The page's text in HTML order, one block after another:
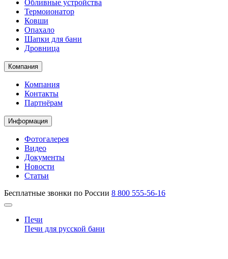
Обливные устройства
Термоионатор
Ковши
Опахало
Шапки для бани
Дровница
Компания
Компания
Контакты
Партнёрам
Информация
Фотогалерея
Видео
Документы
Новости
Статьи
Бесплатные звонки по России 8 800 555-56-16
Печи
Печи для русской бани